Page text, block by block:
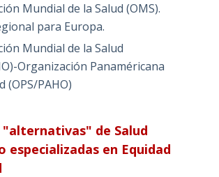
Mundial de la Salud (OMS).
para Europa.
Mundial de la Salud
Organización Panaméricana
(OPS/PAHO)
"alternativas" de Salud
especializadas en Equidad